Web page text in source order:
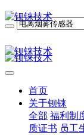
首页
关于钡铼
全部 福利制
质证书 员工